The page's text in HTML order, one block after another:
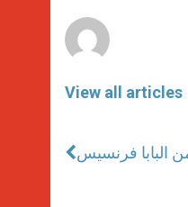
View all articles
البابا فرنسيس